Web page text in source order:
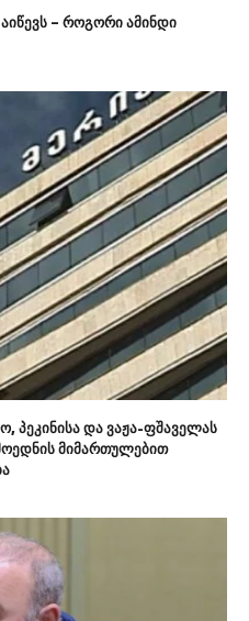
– როგორი ამინდი
პეკინისა და ვაჟა-ფშაველას
მიმართულებით